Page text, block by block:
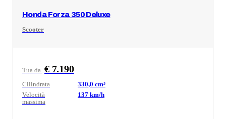
HondaForza 350 Deluxe
Scooter
Tua da € 7.190
Cilindrata 330,0 cm³
Velocità
massima
137 km/h